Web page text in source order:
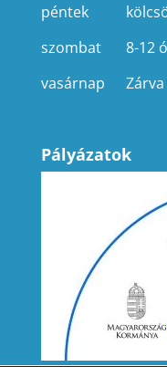
péntek
szombat
8-12
vasárnap
Zárva
Pályázatok